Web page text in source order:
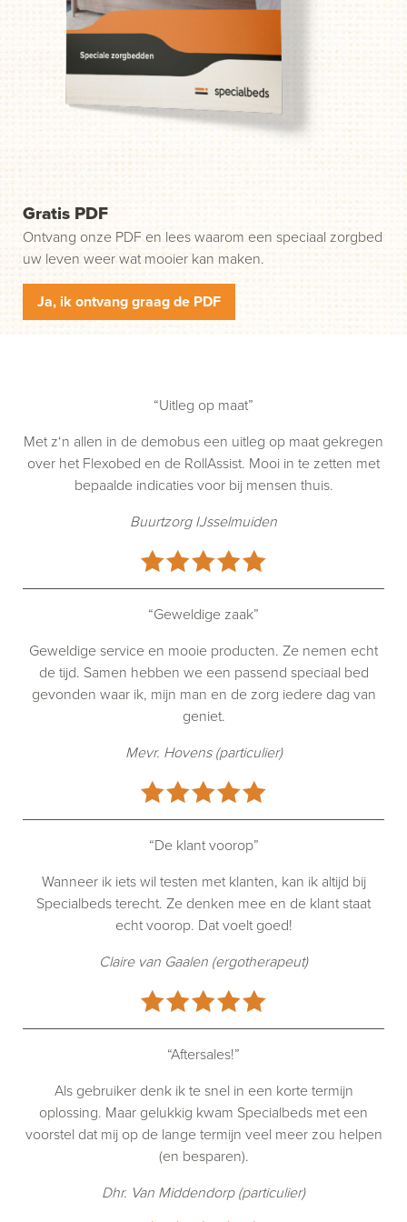
weg. Stap 1: klik op de groene knop "Start uw aanvraag"
en wij nemen contact met u op.
Gratis PDF
Ontvang onze PDF en lees waarom een speciaal zorgbed
uw leven weer wat mooier kan maken.
Ja, ik ontvang graag de PDF
“Uitleg op maat”
Met z‘n allen in de demobus een uitleg op maat gekregen
over het Flexobed en de RollAssist. Mooi in te zetten met
bepaalde indicaties voor bij mensen thuis.
Buurtzorg IJsselmuiden
“Geweldige zaak”
Geweldige service en mooie producten. Ze nemen echt
de tijd. Samen hebben we een passend speciaal bed
gevonden waar ik, mijn man en de zorg iedere dag van
geniet.
Mevr. Hovens (particulier)
“De klant voorop”
Wanneer ik iets wil testen met klanten, kan ik altijd bij
Specialbeds terecht. Ze denken mee en de klant staat
echt voorop. Dat voelt goed!
Claire van Gaalen (ergotherapeut)
“Aftersales!”
Als gebruiker denk ik te snel in een korte termijn
oplossing. Maar gelukkig kwam Specialbeds met een
voorstel dat mij op de lange termijn veel meer zou helpen
(en besparen).
Dhr. Van Middendorp (particulier)